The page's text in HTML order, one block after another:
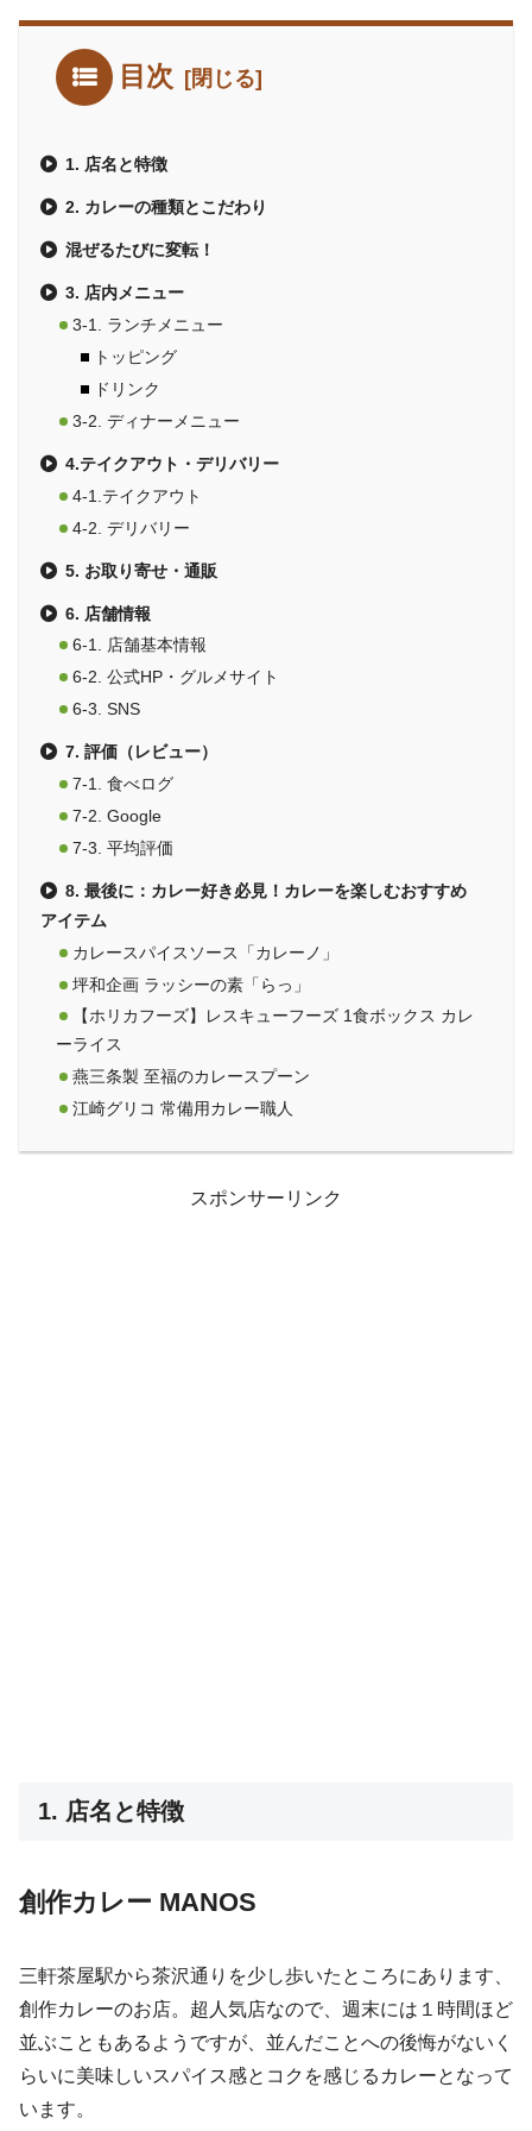
目次
1. 店名と特徴
2. カレーの種類とこだわり
混ぜるたびに変転！
3. 店内メニュー
3-1. ランチメニュー
トッピング
ドリンク
3-2. ディナーメニュー
4.テイクアウト・デリバリー
4-1.テイクアウト
4-2. デリバリー
5. お取り寄せ・通販
6. 店舗情報
6-1. 店舗基本情報
6-2. 公式HP・グルメサイト
6-3. SNS
7. 評価（レビュー）
7-1. 食べログ
7-2. Google
7-3. 平均評価
8. 最後に：カレー好き必見！カレーを楽しむおすすめ
アイテム
カレースパイスソース「カレーノ」
坪和企画 ラッシーの素「らっ」
【ホリカフーズ】レスキューフーズ 1食ボックス カレ
ーライス
燕三条製 至福のカレースプーン
江崎グリコ 常備用カレー職人
スポンサーリンク
1. 店名と特徴
創作カレー MANOS
三軒茶屋駅から茶沢通りを少し歩いたところにあります、
創作カレーのお店。超人気店なので、週末には１時間ほど
並ぶこともあるようですが、並んだことへの後悔がないく
らいに美味しいスパイス感とコクを感じるカレーとなって
います。